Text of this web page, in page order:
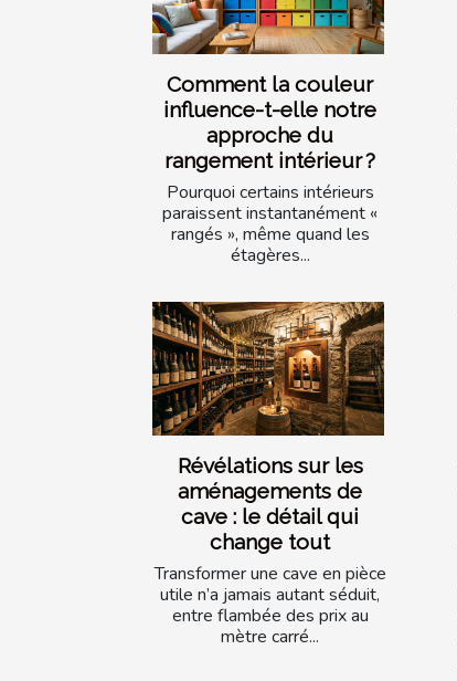
Comment la couleur
influence-t-elle notre
approche du
rangement intérieur ?
Pourquoi certains intérieurs
paraissent instantanément «
rangés », même quand les
étagères...
Révélations sur les
aménagements de
cave : le détail qui
change tout
Transformer une cave en pièce
utile n’a jamais autant séduit,
entre flambée des prix au
mètre carré...